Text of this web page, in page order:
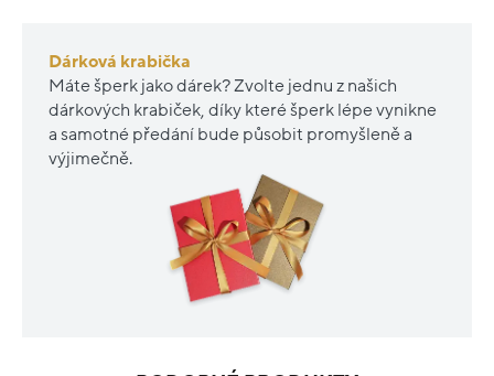
Dárková krabička
Máte šperk jako dárek? Zvolte jednu z našich
dárkových krabiček, díky které šperk lépe vynikne
a samotné předání bude působit promyšleně a
výjimečně.